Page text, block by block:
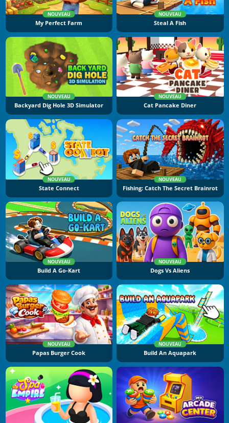
NOUVEAU
My Perfect Farm
NOUVEAU
Steal A Fish
NOUVEAU
Backyard Dig Hole 3D Simulator
NOUVEAU
Cat Pancake Diner
NOUVEAU
State Connect
NOUVEAU
Fishing: Catch The Secret Brainrot
NOUVEAU
Build A Go-Kart
NOUVEAU
Dogs Vs Aliens
NOUVEAU
Papas Burger Cook
NOUVEAU
Build An Aquapark